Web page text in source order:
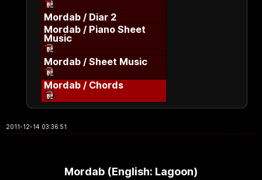
Mordab / Diar 2
Mordab / Piano Sheet
Music
Mordab / Sheet Music
Mordab / Chords
2011-12-14 03:36:51
Mordab (English: Lagoon)